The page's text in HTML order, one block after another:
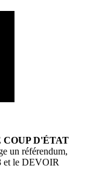
D'ÉTAT
un référendum,
et le DEVOIR